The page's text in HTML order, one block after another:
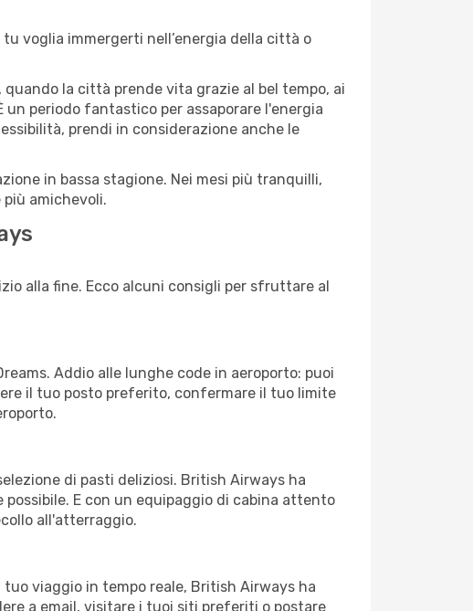
voglia immergerti nell’energia della città o
la città prende vita grazie al bel tempo, ai
periodo fantastico per assaporare l'energia
prendi in considerazione anche le
in bassa stagione. Nei mesi più tranquilli,
amichevoli.
alla fine. Ecco alcuni consigli per sfruttare al
Addio alle lunghe code in aeroporto: puoi
il tuo posto preferito, confermare il tuo limite
di pasti deliziosi. British Airways ha
E con un equipaggio di cabina attento
all'atterraggio.
viaggio in tempo reale, British Airways ha
a email, visitare i tuoi siti preferiti o postare